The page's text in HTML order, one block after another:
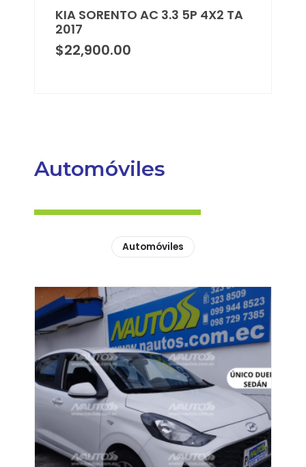
KIA SORENTO AC 3.3 5P 4X2 TA
2017
$22,900.00
Automóviles
Automóviles